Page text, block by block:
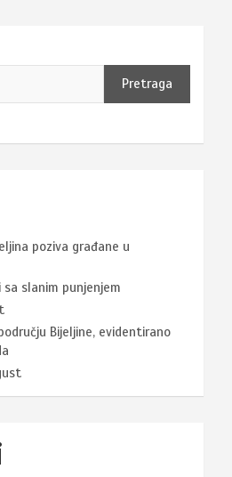
Pretraga
poziva građane u
slanim punjenjem
Bijeljine, evidentirano